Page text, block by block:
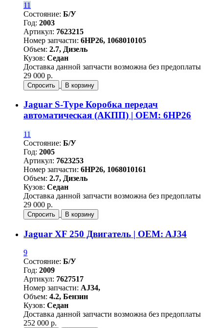
11
Состояние: Б/У
Год: 2003
Артикул: 7623215
Номер запчасти: 6HP26, 1068010105
Объем: 2.7, Дизель
Кузов: Седан
Доставка данной запчасти возможна без предоплаты
29 000 р.
Спросить В корзину
Jaguar S-Type Коробка передач
автоматическая (АКПП) | OEM: 6HP26
11
Состояние: Б/У
Год: 2005
Артикул: 7623253
Номер запчасти: 6HP26, 1068010161
Объем: 2.7, Дизель
Кузов: Седан
Доставка данной запчасти возможна без предоплаты
29 000 р.
Спросить В корзину
Jaguar XF 250 Двигатель | OEM: AJ34
9
Состояние: Б/У
Год: 2009
Артикул: 7627517
Номер запчасти: AJ34,
Объем: 4.2, Бензин
Кузов: Седан
Доставка данной запчасти возможна без предоплаты
252 000 р.